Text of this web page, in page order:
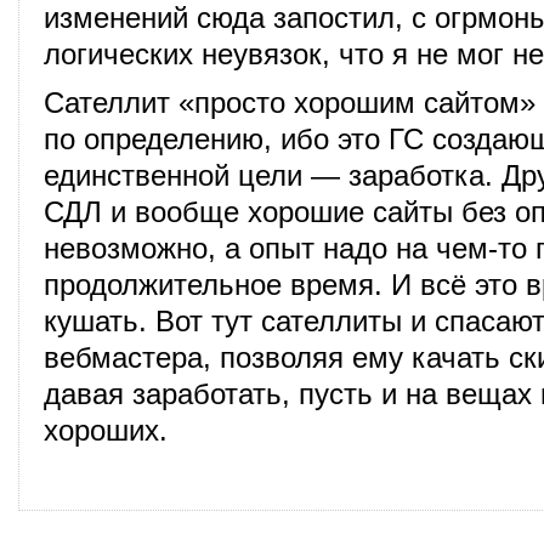
изменений сюда запостил, с
логических неувязок, что я не мог
Сателлит «просто хорошим
по определению, ибо это ГС
единственной цели — заработка.
СДЛ и вообще хорошие сайты без
невозможно, а опыт надо на чем-то
продолжительное время. И всё это
кушать. Вот тут сателлиты и
вебмастера, позволяя ему качать
давая заработать, пусть и на вещах
хороших.